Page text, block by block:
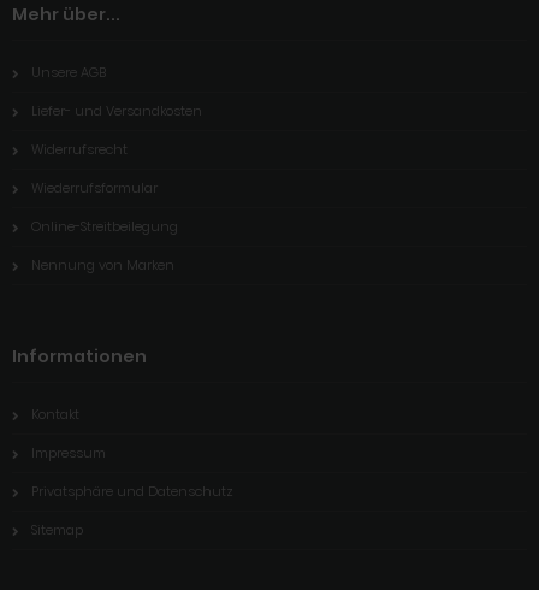
Mehr über...
Unsere AGB
Liefer- und Versandkosten
Widerrufsrecht
Wiederrufsformular
Online-Streitbeilegung
Nennung von Marken
Informationen
Kontakt
Impressum
Privatsphäre und Datenschutz
Sitemap